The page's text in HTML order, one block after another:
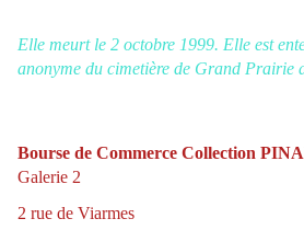
Elle meurt le 2 octobre 1999. Elle est
anonyme du cimetière de Grand Prairie
Bourse de Commerce Collection
Galerie 2
2 rue de Viarmes